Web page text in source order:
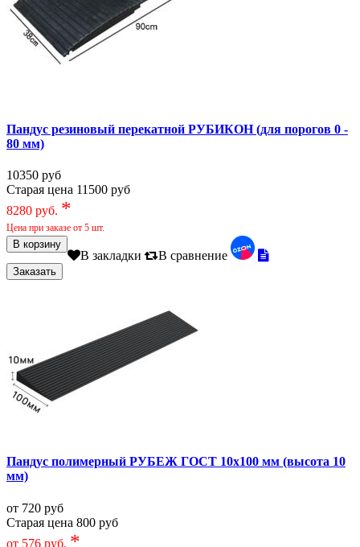
Пандус резиновый перекатной РУБИКОН (для порогов 0 -
80 мм)
10350 руб
Старая цена 11500 руб
8280 руб. *
Цена при заказе от 5 шт.
В закладки В сравнение
Пандус полимерный РУБЕЖ ГОСТ 10х100 мм (высота 10
мм)
от 720 руб
Старая цена 800 руб
от 576 руб. *